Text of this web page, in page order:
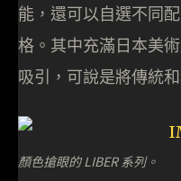
能，還可以自選不同
格。其中充滿日本美
吸引，可說是將傳統
顏色搶眼的 LIBER 系列。